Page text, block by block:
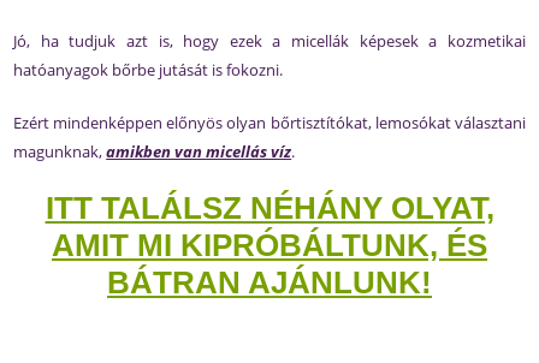
Jó, ha tudjuk azt is, hogy ezek a micellák képesek a kozmetikai
hatóanyagok bőrbe jutását is fokozni.
Ezért mindenképpen előnyös olyan bőrtisztítókat, lemosókat választani
magunknak,amikben van micellás víz.
ITT TALÁLSZ NÉHÁNY OLYAT,
AMIT MI KIPRÓBÁLTUNK, ÉS
BÁTRAN AJÁNLUNK!